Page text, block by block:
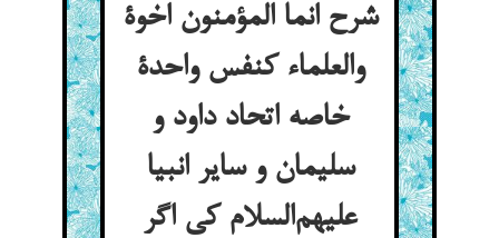
شرح انما المؤمنون اخوة
والعلماء کنفس واحدة
خاصه اتحاد داود و
سلیمان و سایر انبیا
علیهم‌السلام کی اگر